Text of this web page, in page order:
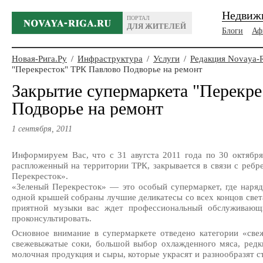
ПОРТАЛ
ДЛЯ ЖИТЕЛЕЙ
Блоги
Новая-Рига.Ру / Инфраструктура / Услуги / Редакция Novaya-
"Перекресток" ТРК Павлово Подворье на ремонт
Закрытие супермаркета
Подворье на ремонт
1 сентября, 2011
Информируем Вас, что с 31 авугста 2011 года по 30
распложенный на территории ТРК, закрывается в связи с
Перекресток».
«Зеленый Перекресток» — это особый супермаркет, где
одной крышей собраны лучшие деликатесы со всех концов
приятной музыки вас ждет профессиональный
проконсультировать.
Основное внимание в супермаркете отведено категории
свежевыжатые соки, большой выбор охлажденного мяса,
молочная продукция и сыры, которые украсят и разнообразят